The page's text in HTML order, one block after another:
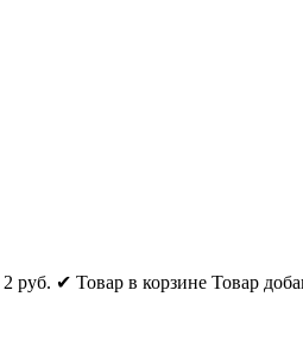
2 руб. ✔ Товар в корзине Товар